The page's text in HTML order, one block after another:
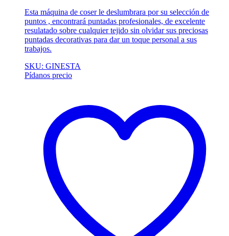
Esta máquina de coser le deslumbrara por su selección de
puntos , encontrará puntadas profesionales, de excelente
resulatado sobre cualquier tejido sin olvidar sus preciosas
puntadas decorativas para dar un toque personal a sus
trabajos.
SKU: GINESTA
Pídanos precio